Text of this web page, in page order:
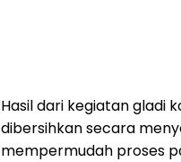
Hasil dari kegiatan gladi
dibersihkan secara
mempermudah proses